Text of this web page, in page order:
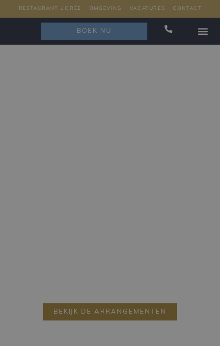
RESTAURANT L’ORÉE OMGEVING VACATURES CONTACT
BOEK NU
BEKIJK DE ARRANGEMENTEN